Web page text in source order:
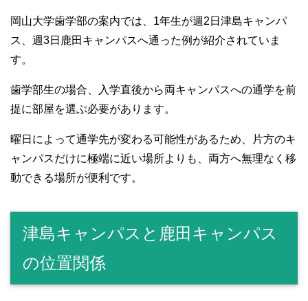
岡山大学歯学部の案内では、1年生が週2日津島キャンパ
ス、週3日鹿田キャンパスへ通った例が紹介されていま
す。
歯学部生の場合、入学直後から両キャンパスへの通学を前
提に部屋を選ぶ必要があります。
曜日によって通学先が変わる可能性があるため、片方のキ
ャンパスだけに極端に近い場所よりも、両方へ無理なく移
動できる場所が便利です。
津島キャンパスと鹿田キャンパス
の位置関係